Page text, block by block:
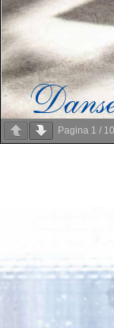
Pagina 1 / 10